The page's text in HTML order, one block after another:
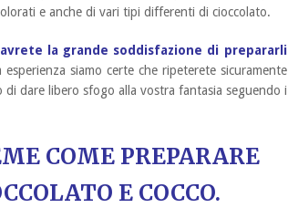
e anche di vari tipi differenti di cioccolato.
la grande soddisfazione di prepararli
esperienza siamo certe che ripeterete sicuramente
dare libero sfogo alla vostra fantasia seguendo i
COME PREPARARE
E COCCO.